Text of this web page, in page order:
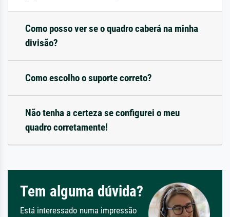
Como posso ver se o quadro caberá na minha
divisão?
Como escolho o suporte correto?
Não tenha a certeza se configurei o meu
quadro corretamente!
Tem alguma dúvida?
Está interessado numa impressão